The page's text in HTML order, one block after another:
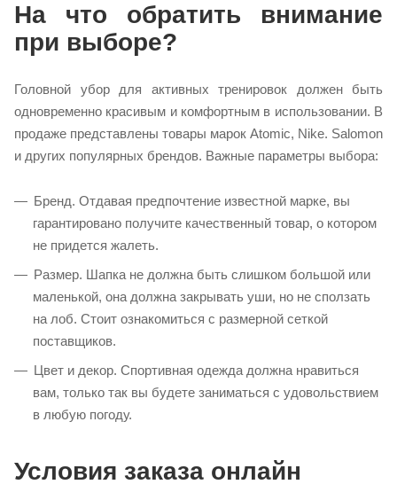
На что обратить внимание
при выборе?
Головной убор для активных тренировок должен быть
одновременно красивым и комфортным в использовании. В
продаже представлены товары марок Atomic, Nike. Salomon
и других популярных брендов. Важные параметры выбора:
Бренд. Отдавая предпочтение известной марке, вы
гарантировано получите качественный товар, о котором
не придется жалеть.
Размер. Шапка не должна быть слишком большой или
маленькой, она должна закрывать уши, но не сползать
на лоб. Стоит ознакомиться с размерной сеткой
поставщиков.
Цвет и декор. Спортивная одежда должна нравиться
вам, только так вы будете заниматься с удовольствием
в любую погоду.
Условия заказа онлайн